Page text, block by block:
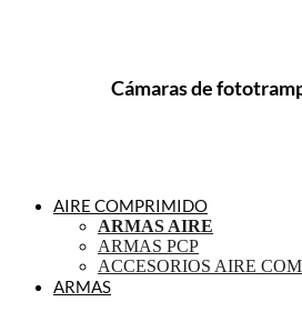
Cámaras de
AIRE COMPRIMIDO
ARMAS AIRE
ARMAS PCP
ACCESORIOS AIRE
ARMAS